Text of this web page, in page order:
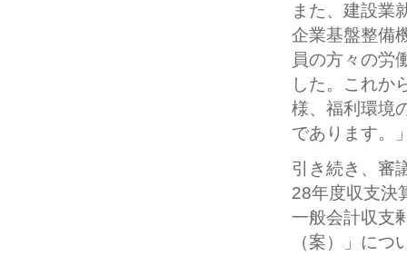
また、建設業
企業基盤整備
員の方々の労
した。これか
様、福利環境
であります。
引き続き、審
28年度収支決
一般会計収支
（案）」に